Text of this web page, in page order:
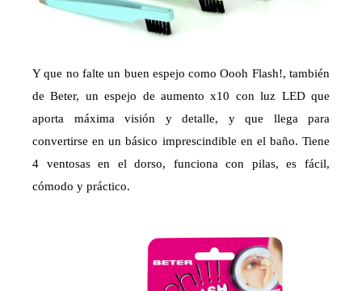
Y que no falte un buen espejo como Oooh Flash!, también
de Beter, un espejo de aumento x10 con luz LED que
aporta máxima visión y detalle, y que llega para
convertirse en un básico imprescindible en el baño. Tiene
4 ventosas en el dorso, funciona con pilas, es fácil,
cómodo y práctico.